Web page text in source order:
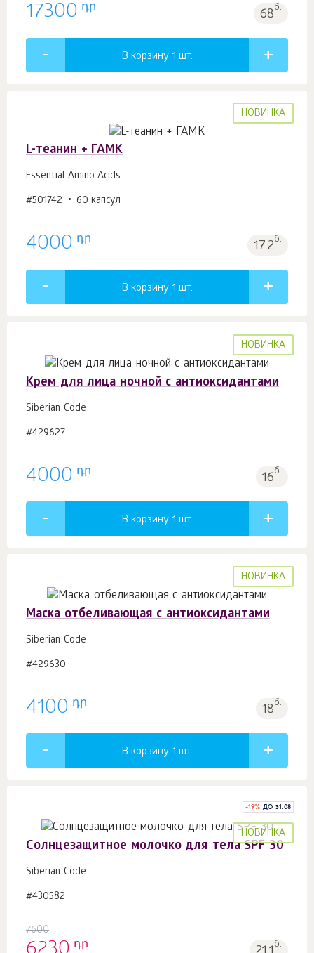
17300 դր 68б.
В корзину 1 шт.
НОВИНКА
L-теанин + ГАМК
Essential Amino Acids
#501742 60 капсул
4000 դր 17.2б.
В корзину 1 шт.
НОВИНКА
Крем для лица ночной с антиоксидантами
Siberian Code
#429627
4000 դր 16б.
В корзину 1 шт.
НОВИНКА
Маска отбеливающая c антиоксидантами
Siberian Code
#429630
4100 դր 18б.
В корзину 1 шт.
-19% ДО 31.08
НОВИНКА
Солнцезащитное молочко для тела SPF 30
Siberian Code
#430582
7600
դր б.